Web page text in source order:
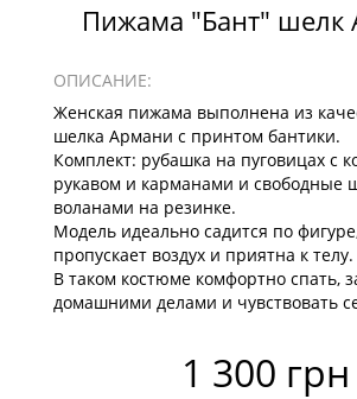
Пижама "Бант" шелк
ОПИСАНИЕ:
Женская пижама выполнена из
шелка Армани с принтом бантики.
Комплект: рубашка на пуговицах с
рукавом и карманами и свободные
воланами на резинке.
Модель идеально садится по
пропускает воздух и приятна к телу.
В таком костюме комфортно спать,
домашними делами и чувствовать
1 300 грн